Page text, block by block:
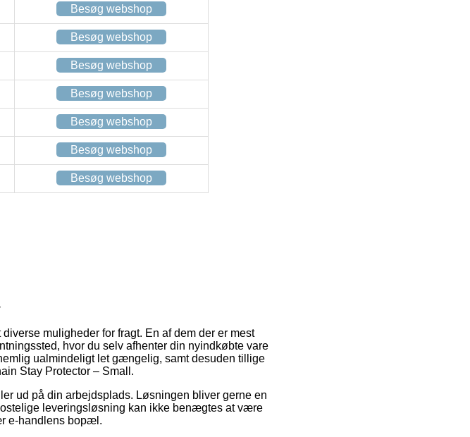
Besøg webshop
Besøg webshop
Besøg webshop
Besøg webshop
Besøg webshop
Besøg webshop
Besøg webshop
muligheder for fragt. En af dem der er mest
hvor du selv afhenter din nyindkøbte vare
ualmindeligt let gængelig, samt desuden tillige
Stay Protector – Small.
ud på din arbejdsplads. Løsningen bliver gerne en
leveringsløsning kan ikke benægtes at være
e-handlens bopæl.